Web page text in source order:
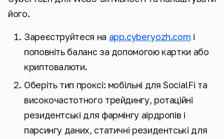
його.
Зареєструйтеся на app.cyberyozh.com і
поповніть баланс за допомогою картки або
криптовалюти.
Оберіть тип проксі: мобільні для SocialFi та
високочастотного трейдингу, ротаційні
резидентські для фармінгу аірдропів і
парсингу даних, статичні резидентські для